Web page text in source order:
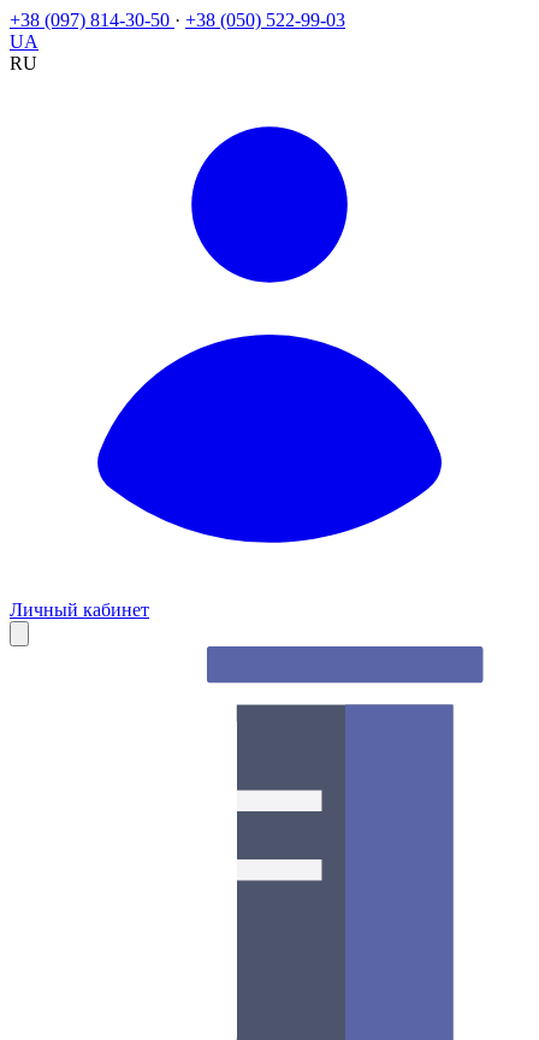
+38 (097) 814-30-50 · +38 (050) 522-99-03
UA
RU
Личный кабинет